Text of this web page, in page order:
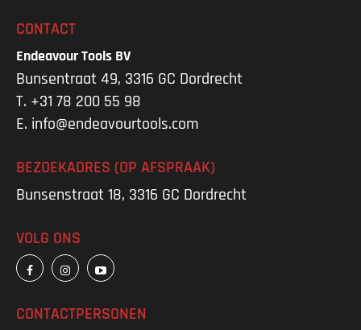
CONTACT
Endeavour Tools BV
Bunsentraat 49, 3316 GC Dordrecht
T. +31 78 200 55 98
E. info@endeavourtools.com
BEZOEKADRES (OP AFSPRAAK)
Bunsenstraat 18, 3316 GC Dordrecht
VOLG ONS
CONTACTPERSONEN